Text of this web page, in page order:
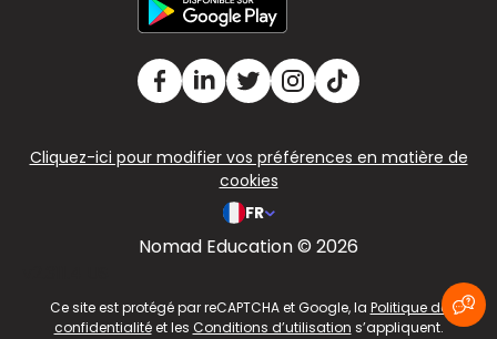
Cliquez-ici pour modifier vos préférences en matière de
cookies
FR
Nomad Education © 2026
Ce site est protégé par reCAPTCHA et Google, la Politique de
confidentialitéet les Conditions d’utilisation s’appliquent.